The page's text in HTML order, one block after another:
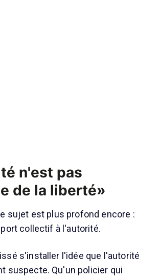
n'est pas
de la liberté»
sujet est plus profond encore :
collectif à l'autorité.
s'installer l'idée que l'autorité
suspecte. Qu'un policier qui